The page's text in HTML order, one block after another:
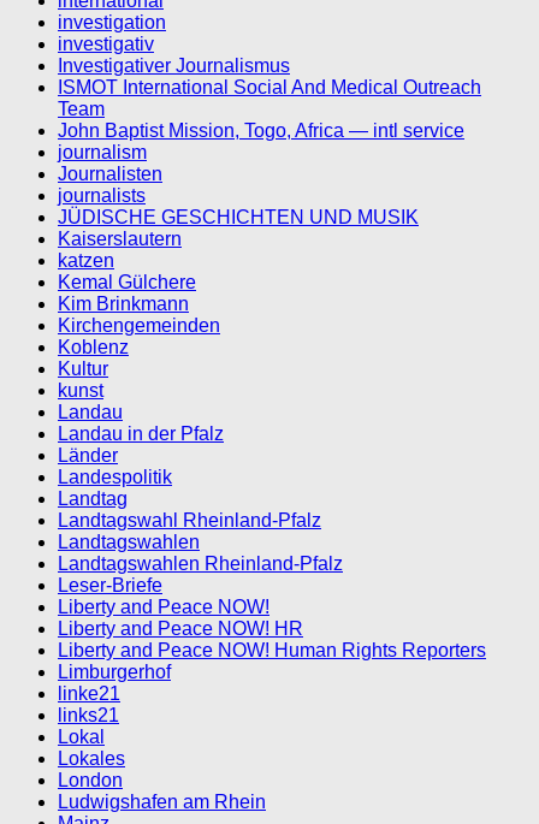
investigation
investigativ
Investigativer Journalismus
ISMOT International Social And Medical Outreach
Team
John Baptist Mission, Togo, Africa — intl service
journalism
Journalisten
journalists
JÜDISCHE GESCHICHTEN UND MUSIK
Kaiserslautern
katzen
Kemal Gülchere
Kim Brinkmann
Kirchengemeinden
Koblenz
Kultur
kunst
Landau
Landau in der Pfalz
Länder
Landespolitik
Landtag
Landtagswahl Rheinland-Pfalz
Landtagswahlen
Landtagswahlen Rheinland-Pfalz
Leser-Briefe
Liberty and Peace NOW!
Liberty and Peace NOW! HR
Liberty and Peace NOW! Human Rights Reporters
Limburgerhof
linke21
links21
Lokal
Lokales
London
Ludwigshafen am Rhein